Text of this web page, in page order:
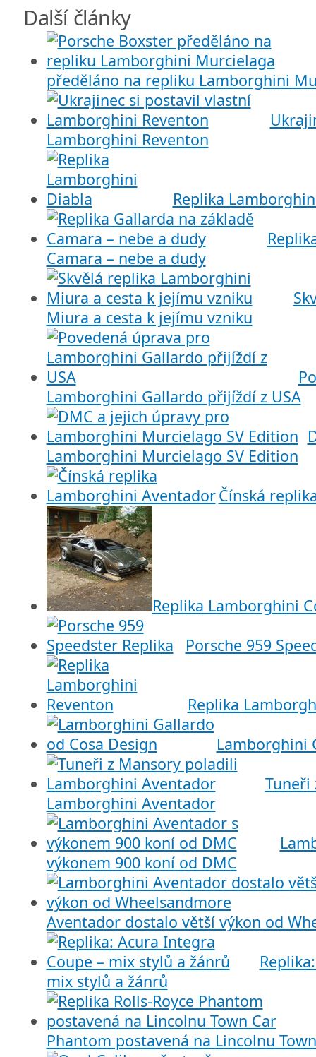
Další články
předěláno na repliku Lamborghini
Lamborghini Reventon
Replika
Camara – nebe a dudy
Miura a cesta k jejímu vzniku
Lamborghini Gallardo přijíždí z USA
Lamborghini Murcielago SV Edition
Čínská
Replika Lamborghini
Porsche 959
Replika
Lamborghini
Tuneři
Lamborghini Aventador
výkonem 900 koní od DMC
Aventador dostalo větší výkon od
mix stylů a žánrů
Phantom postavená na Lincolnu